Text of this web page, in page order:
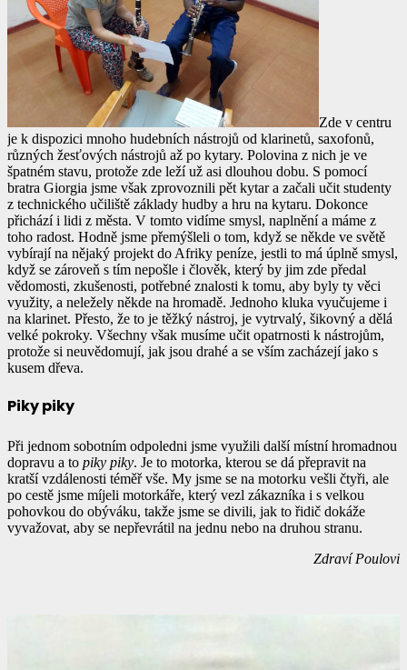
Zde v centru
je k dispozici mnoho hudebních nástrojů od klarinetů, saxofonů,
různých žesťových nástrojů až po kytary. Polovina z nich je ve
špatném stavu, protože zde leží už asi dlouhou dobu. S pomocí
bratra Giorgia jsme však zprovoznili pět kytar a začali učit studenty
z technického učiliště základy hudby a hru na kytaru. Dokonce
přichází i lidi z města. V tomto vidíme smysl, naplnění a máme z
toho radost. Hodně jsme přemýšleli o tom, když se někde ve světě
vybírají na nějaký projekt do Afriky peníze, jestli to má úplně smysl,
když se zároveň s tím nepošle i člověk, který by jim zde předal
vědomosti, zkušenosti, potřebné znalosti k tomu, aby byly ty věci
využity, a neležely někde na hromadě. Jednoho kluka vyučujeme i
na klarinet. Přesto, že to je těžký nástroj, je vytrvalý, šikovný a dělá
velké pokroky. Všechny však musíme učit opatrnosti k nástrojům,
protože si neuvědomují, jak jsou drahé a se vším zacházejí jako s
kusem dřeva.
Piky piky
Při jednom sobotním odpoledni jsme využili další místní hromadnou
dopravu a to piky piky. Je to motorka, kterou se dá přepravit na
kratší vzdálenosti téměř vše. My jsme se na motorku vešli čtyři, ale
po cestě jsme míjeli motorkáře, který vezl zákazníka i s velkou
pohovkou do obýváku, takže jsme se divili, jak to řidič dokáže
vyvažovat, aby se nepřevrátil na jednu nebo na druhou stranu.
Zdraví Poulovi